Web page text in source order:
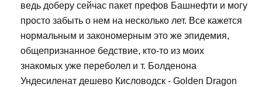
ведь доберу сейчас пакет префов Башнефти и могу
просто забыть о нем на несколько лет. Все кажется
нормальным и закономерным это же эпидемия,
общепризнанное бедствие, кто-то из моих
знакомых уже переболел и т. Болденона
Ундесиленат дешево Кисловодск - Golden Dragon